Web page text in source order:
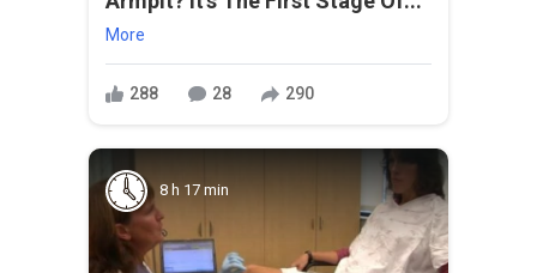
More
288 28 290
8 h 17 min